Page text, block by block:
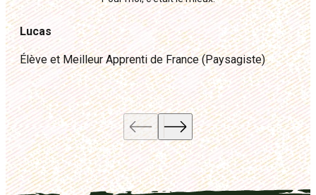
Lucas
Élève et Meilleur Apprenti de France (Paysagiste)